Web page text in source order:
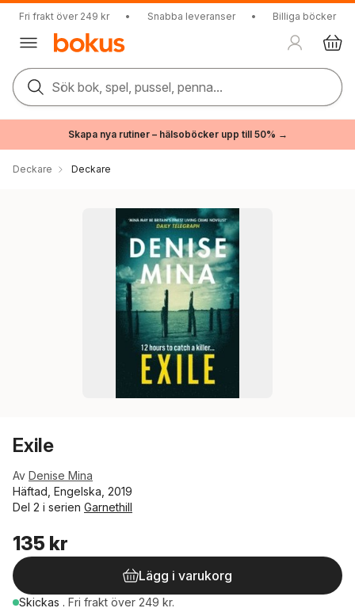
Fri frakt över 249 kr • Snabba leveranser • Billiga böcker
Sök bok, spel, pussel, penna...
Skapa nya rutiner – hälsoböcker upp till 50% →
Deckare Deckare
Exile
Av Denise Mina
Häftad, Engelska, 2019
Del 2 i serien Garnethill
135 kr
Lägg i varukorg
Skickas . Fri frakt över 249 kr.